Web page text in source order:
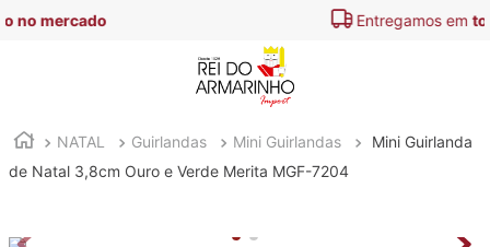
todo o Brasil
NATAL Guirlandas Mini Guirlandas
Mini Guirlanda
de Natal 3,8cm Ouro e Verde Merita MGF-7204